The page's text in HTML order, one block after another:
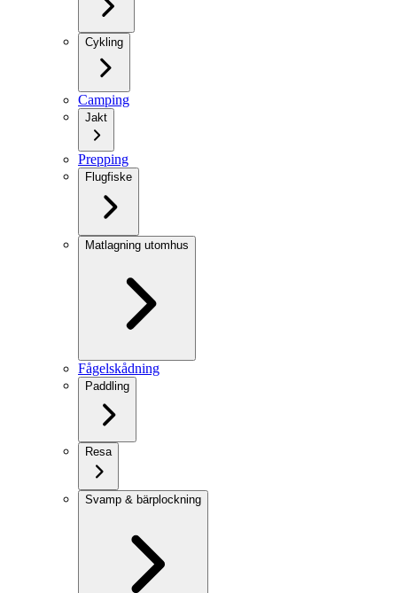
Cykling
Camping
Jakt
Prepping
Flugfiske
Matlagning utomhus
Fågelskådning
Paddling
Resa
Svamp & bärplockning